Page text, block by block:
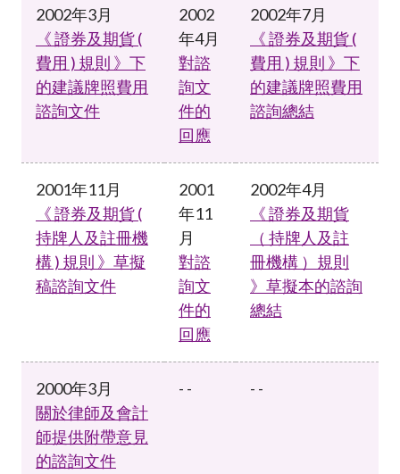
2002年3月
《 證券及期貨 (
費用 ) 規則 》下
的建議牌照費用
諮詢文件
2002
年4月
對諮
詢文
件的
回應
2002年7月
《 證券及期貨 (
費用 ) 規則 》下
的建議牌照費用
諮詢總結
2001年11月
《 證券及期貨 (
持牌人及註冊機
構 ) 規則 》草擬
稿諮詢文件
2001
年11
月
對諮
詢文
件的
回應
2002年4月
《 證券及期貨
（ 持牌人及註
冊機構 ）規則
》草擬本的諮詢
總結
2000年3月
關於律師及會計
師提供附帶意見
的諮詢文件
- - - -